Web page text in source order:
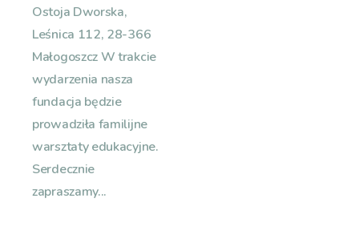
Ostoja Dworska,
Leśnica 112, 28-366
Małogoszcz W trakcie
wydarzenia nasza
fundacja będzie
prowadziła familijne
warsztaty edukacyjne.
Serdecznie
zapraszamy...